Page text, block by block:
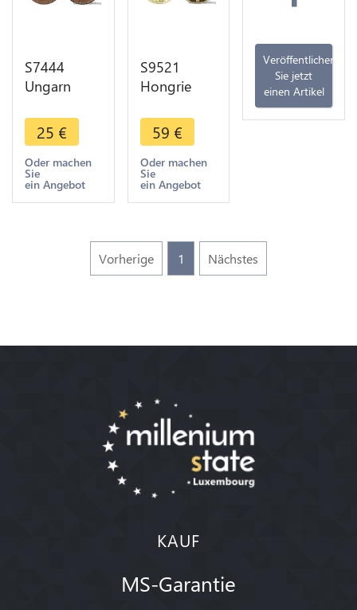
S7444
Ungarn
Kreuzer
Krajczár
1848 RDR
Kreuzer
1848 SUP -
25 €
Oder machen
Sie
ein Angebot
S9521
Hongrie
Erkel Ferenc
2010 Or
Gold PF BE
-> Faire
Offre
59 €
Oder machen
Sie
ein Angebot
Veröffentlichen
Sie jetzt
einen Artikel
Vorherige 1 Nächstes
KAUF
MS-Garantie